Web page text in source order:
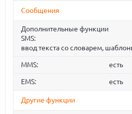
Сообщения
Дополнительные функции
SMS:
ввод текста со словарем,
MMS: есть
EMS: есть
Другие функции